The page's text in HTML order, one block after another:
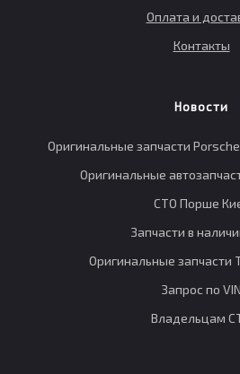
Оплата и
Контакты
Новости
Оригинальные запчасти
Оригинальные
СТО Порше
Запчасти в
Оригинальные запчасти
Запрос по VIN
Владельцам